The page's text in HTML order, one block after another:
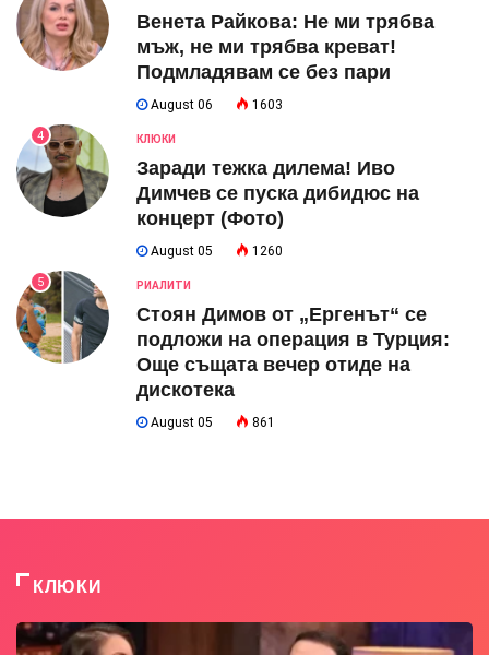
Венета Райкова: Не ми трябва
мъж, не ми трябва креват!
Подмладявам се без пари
August 06 1603
4 КЛЮКИ
Заради тежка дилема! Иво
Димчев се пуска дибидюс на
концерт (Фото)
August 05 1260
5 РИАЛИТИ
Стоян Димов от „Ергенът“ се
подложи на операция в Турция:
Още същата вечер отиде на
дискотека
August 05 861
КЛЮКИ